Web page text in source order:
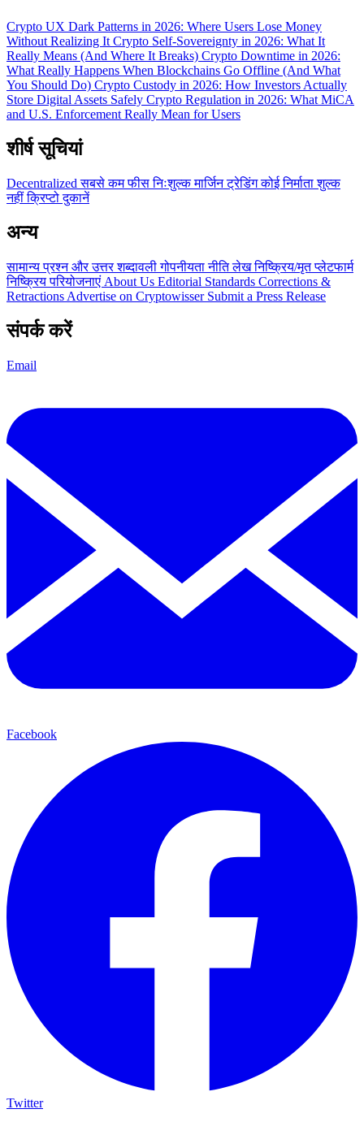
Crypto UX Dark Patterns in 2026: Where Users Lose Money
Without Realizing It Crypto Self-Sovereignty in 2026: What It
Really Means (And Where It Breaks) Crypto Downtime in 2026:
What Really Happens When Blockchains Go Offline (And What
You Should Do) Crypto Custody in 2026: How Investors Actually
Store Digital Assets Safely Crypto Regulation in 2026: What MiCA
and U.S. Enforcement Really Mean for Users
शीर्ष सूचियां
Decentralizedसबसे कम फीसनिःशुल्कमार्जिन ट्रेडिंगकोई निर्माता शुल्क
नहींक्रिप्टो दुकानें
अन्य
सामान्य प्रश्न और उत्तरशब्दावलीगोपनीयता नीतिलेखनिष्क्रिय/मृत प्लेटफार्म
निष्क्रिय परियोजनाएं About Us Editorial Standards Corrections &
Retractions Advertise on Cryptowisser Submit a Press Release
संपर्क करें
Email
Facebook
Twitter